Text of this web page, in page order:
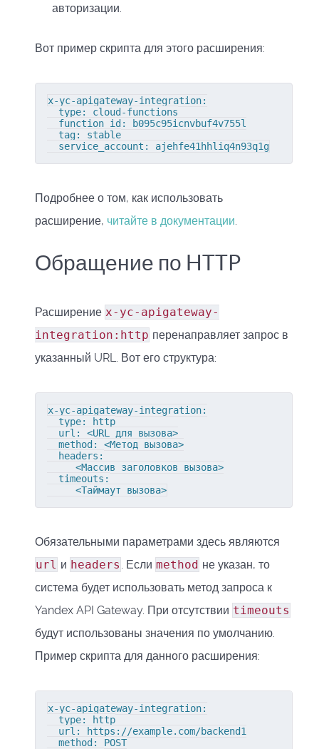
авторизации.
Вот пример скрипта для этого расширения:
x-yc-apigateway-integration:
  type: cloud-functions
  function_id: b095c95icnvbuf4v755l
  tag: stable
  service_account: ajehfe41hhliq4n93q1g
Подробнее о том, как использовать
расширение, читайте в документации.
Обращение по HTTP
Расширение x-yc-apigateway-
integration:http перенаправляет запрос в
указанный URL. Вот его структура:
x-yc-apigateway-integration:
  type: http
  url: <URL для вызова>
  method: <Метод вызова>
  headers:
     <Массив заголовков вызова>
  timeouts:
     <Таймаут вызова>
Обязательными параметрами здесь являются
url и headers . Если method не указан, то
система будет использовать метод запроса к
Yandex API Gateway. При отсутствии timeouts
будут использованы значения по умолчанию.
Пример скрипта для данного расширения:
x-yc-apigateway-integration:
  type: http
  url: https://example.com/backend1
  method: POST